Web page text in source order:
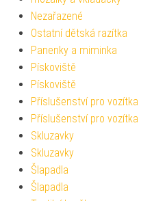
Nezařazené
Ostatní dětská razítka
Panenky a miminka
Pískoviště
Pískoviště
Příslušenství pro vozítka
Příslušenství pro vozítka
Skluzavky
Skluzavky
Šlapadla
Šlapadla